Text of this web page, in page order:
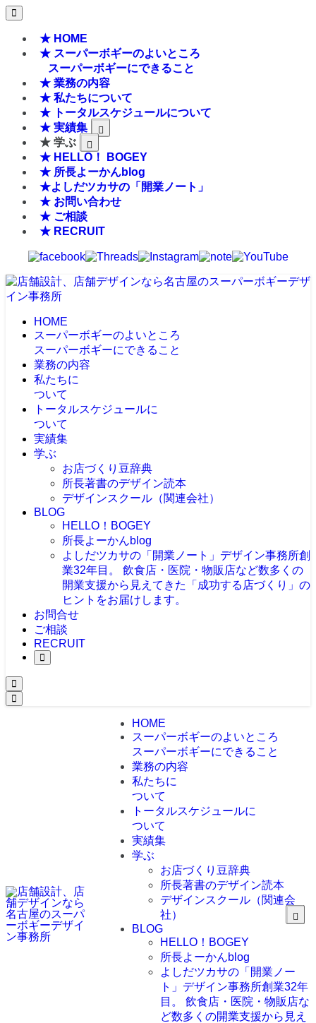
★ HOME
★ スーパーボギーのよいところ
スーパーボギーにできること
★ 業務の内容
★ 私たちについて
★ トータルスケジュールについて
★ 実績集
★ 学ぶ
★ HELLO！ BOGEY
★ 所長よーかんblog
★よしだツカサの「開業ノート」
★ お問い合わせ
★ ご相談
★ RECRUIT
HOME
スーパーボギーのよいところ
スーパーボギーにできること
業務の内容
私たちに
ついて
トータルスケジュールに
ついて
実績集
学ぶ
お店づくり豆辞典
所長著書のデザイン読本
デザインスクール（関連会社）
BLOG
HELLO！BOGEY
所長よーかんblog
よしだツカサの「開業ノート」 デザイン事務所創
業32年目。 飲食店・医院・物販店など数多くの
開業支援から見えてきた「成功する店づくり」の
ヒントをお届けします。
お問合せ
ご相談
RECRUIT
HOME
スーパーボギーのよいところ
スーパーボギーにできること
業務の内容
私たちに
ついて
トータルスケジュールに
ついて
実績集
学ぶ
お店づくり豆辞典
所長著書のデザイン読本
デザインスクール（関連会
社）
BLOG
HELLO！BOGEY
所長よーかんblog
よしだツカサの「開業ノー
ト」 デザイン事務所創業32年
目。 飲食店・医院・物販店な
ど数多くの開業支援から見え